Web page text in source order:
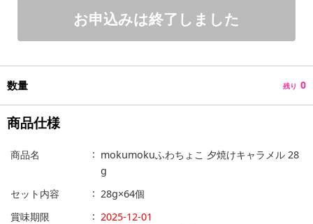
お申込みは終了しました
数量 残り 0
商品仕様
商品名
mokumokuふわちょこ 夕焼けキャラメル 28
g
セット内容
28g×64個
賞味期限
2025-12-01